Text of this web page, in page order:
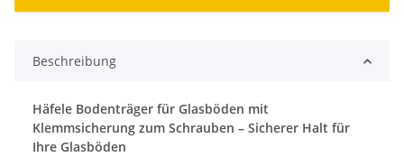
Beschreibung
Häfele Bodenträger für Glasböden mit
Klemmsicherung zum Schrauben – Sicherer Halt für
Ihre Glasböden